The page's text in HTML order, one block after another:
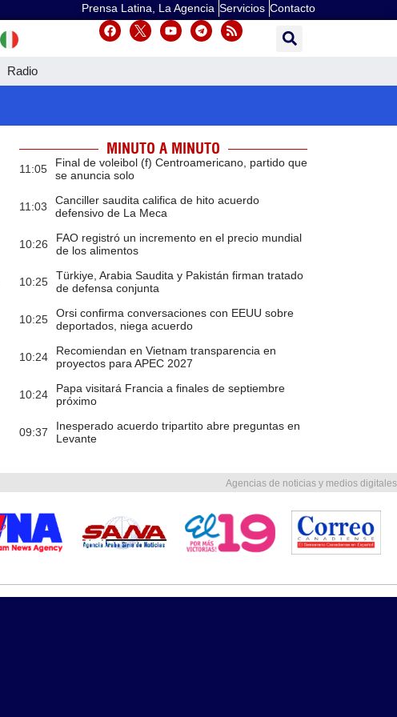
Prensa Latina, La Agencia Servicios Contacto
Radio
MINUTO A MINUTO
11:05
Final de voleibol (f) Centroamericano, partido que
se anuncia solo
11:03
Canciller saudita califica de hito acuerdo
defensivo de La Meca
10:26
FAO registró un incremento en el precio mundial
de los alimentos
10:25
Türkiye, Arabia Saudita y Pakistán firman tratado
de defensa conjunta
10:25
Orsi confirma conversaciones con EEUU sobre
deportados, niega acuerdo
10:24
Recomiendan en Vietnam transparencia en
proyectos para APEC 2027
10:24
Papa visitará Francia a finales de septiembre
próximo
09:37
Inesperado acuerdo tripartito abre preguntas en
Levante
Agencias de noticias y medios digitales